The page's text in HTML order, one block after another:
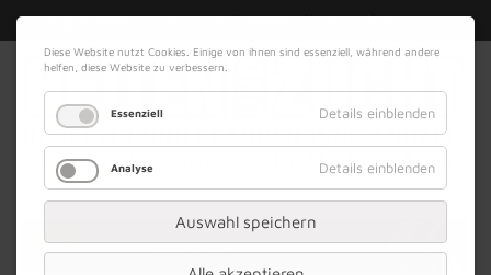
10. August 2026 Impressum|Kontakt|Datenschutz
Werbung
Diese Website nutzt Cookies. Einige von ihnen sind essenziell, während andere
helfen, diese Website zu verbessern.
Essenziell Details einblenden
Analyse Details einblenden
Auswahl speichern